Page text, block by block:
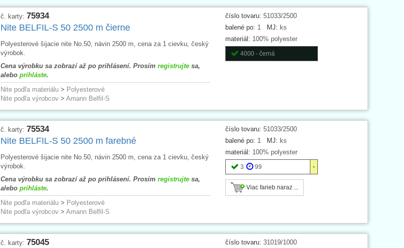
číslo tovaru: 51033/2500
balené po: 1 MJ: ks
materiál: 100% polyester
4000 - černá
č. karty: 75934
Nite BELFIL-S 50 2500 m čierne
Polyesterové šijacie nite No.50, návin 2500 m, cena za 1 cievku, český
výrobok.
Cena výrobku sa zobrazí až po prihlásení. Prosím registrujtesa,
alebo prihláste.
Nite podľa materiálu> Polyesterové
Nite podľa výrobcov> Amann Belfil-S
číslo tovaru: 51033/2500
balené po: 1 MJ: ks
materiál: 100% polyester
3 99
Viac farieb naraz ...
č. karty: 75534
Nite BELFIL-S 50 2500 m farebné
Polyesterové šijacie nite No.50, návin 2500 m, cena za 1 cievku, český
výrobok.
Cena výrobku sa zobrazí až po prihlásení. Prosím registrujtesa,
alebo prihláste.
Nite podľa materiálu> Polyesterové
Nite podľa výrobcov> Amann Belfil-S
číslo tovaru: 31019/1000
č. karty: 75045